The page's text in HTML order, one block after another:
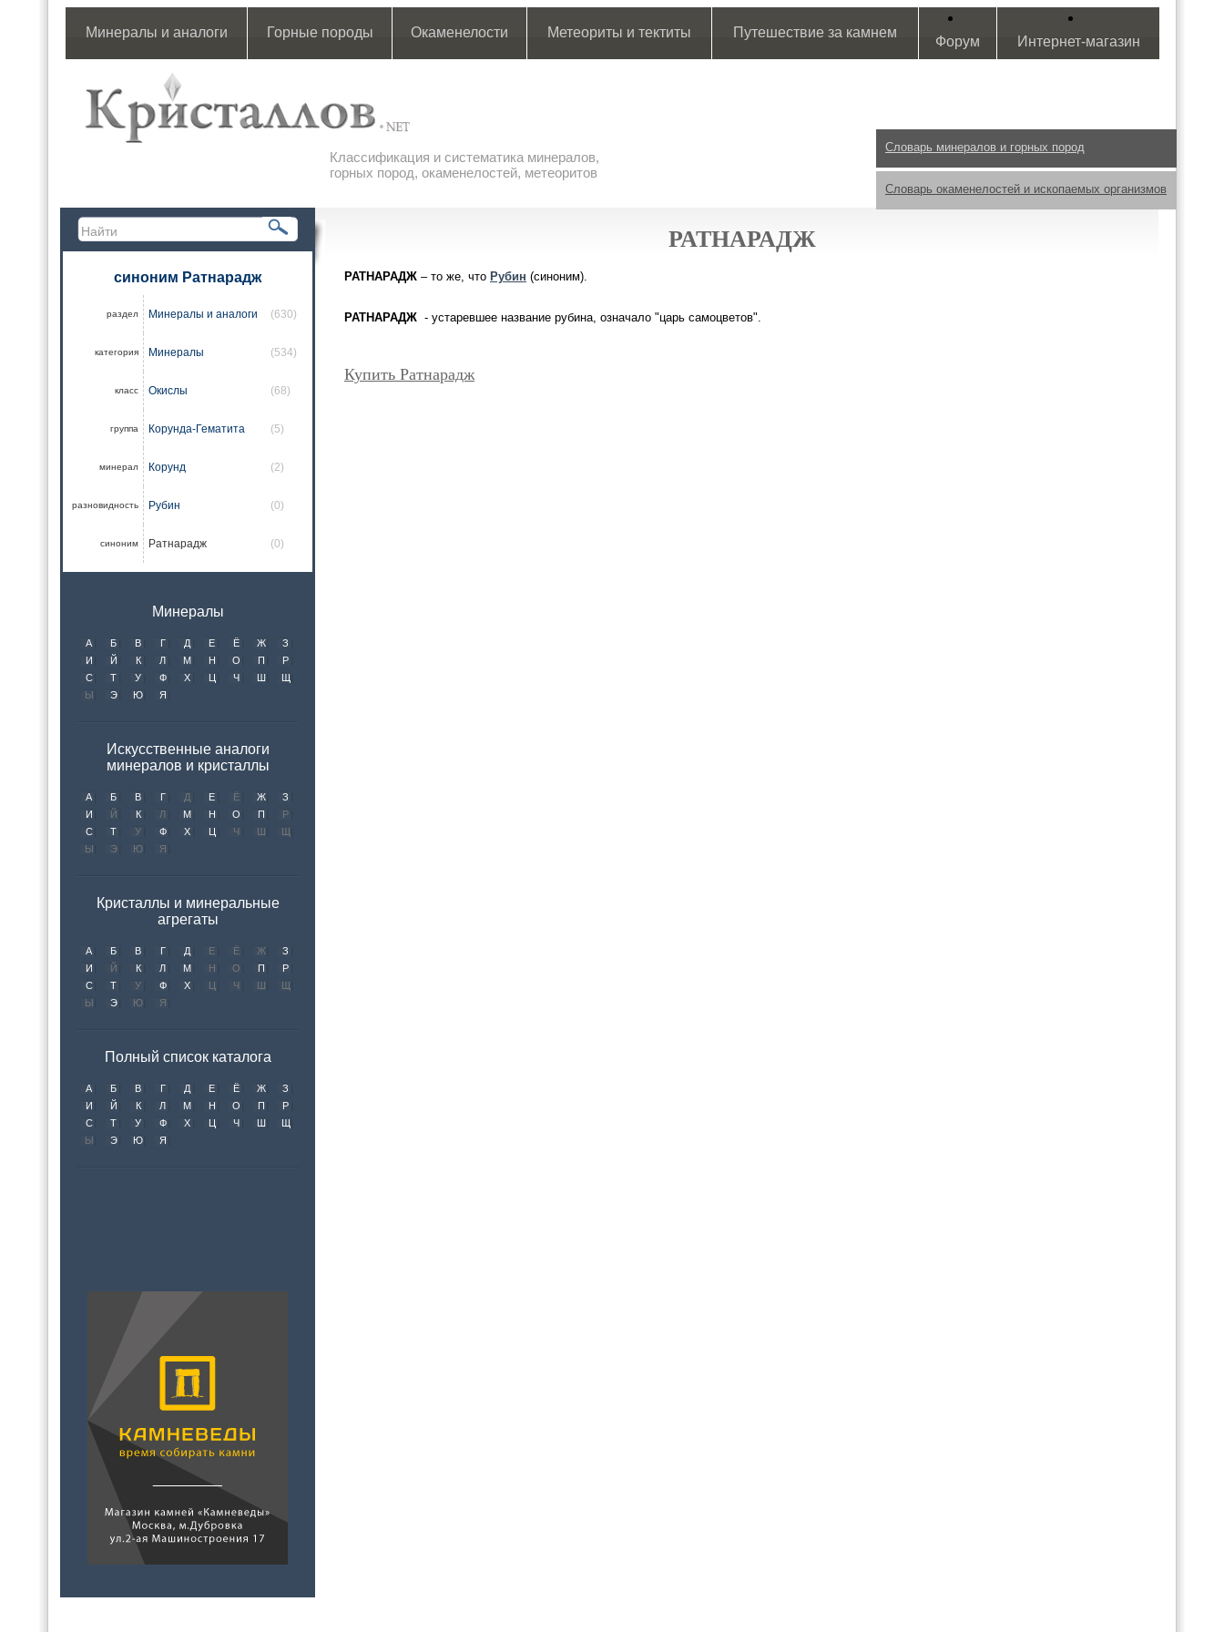
Минералы и аналоги Горные породы Окаменелости Метеориты и тектиты Путешествие за камнем
Форум Интернет-магазин
Классификация и систематика минералов,
горных пород, окаменелостей, метеоритов
Словарь минералов и горных пород
Словарь окаменелостей и ископаемых организмов
синоним Ратнарадж
раздел Минералы и аналоги (630)
категория Минералы (534)
класс Окислы (68)
группа Корунда-Гематита (5)
минерал Корунд (2)
разновидность Рубин (0)
синоним Ратнарадж (0)
Минералы
А Б В Г Д Е Ё Ж
З
И
Й К Л М Н О П
Р
С
Т У Ф Х Ц Ч Ш
Щ
Ы
Э Ю Я
Искусственные аналоги
минералов и кристаллы
А Б В Г Д Е Ё Ж
З
И
Й К Л М Н О П
Р
С
Т У Ф Х Ц Ч Ш
Щ
Ы
Э Ю Я
Кристаллы и минеральные
агрегаты
А Б В Г Д Е Ё Ж
З
И
Й К Л М Н О П
Р
С
Т У Ф Х Ц Ч Ш
Щ
Ы
Э Ю Я
Полный список каталога
А Б В Г Д Е Ё Ж
З
И
Й К Л М Н О П
Р
С
Т У Ф Х Ц Ч Ш
Щ
Ы
Э Ю Я
РАТНАРАДЖ
РАТНАРАДЖ – то же, что Рубин (синоним).
РАТНАРАДЖ - устаревшее название рубина, означало "царь самоцветов".
Купить Ратнарадж